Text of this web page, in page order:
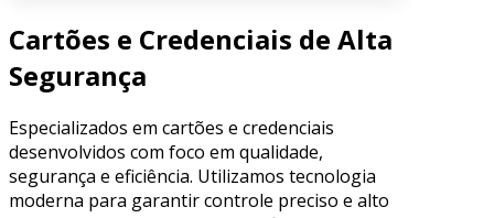
Cartões e Credenciais de Alta
Segurança
Especializados em cartões e credenciais
desenvolvidos com foco em qualidade,
segurança e eficiência. Utilizamos tecnologia
moderna para garantir controle preciso e alto